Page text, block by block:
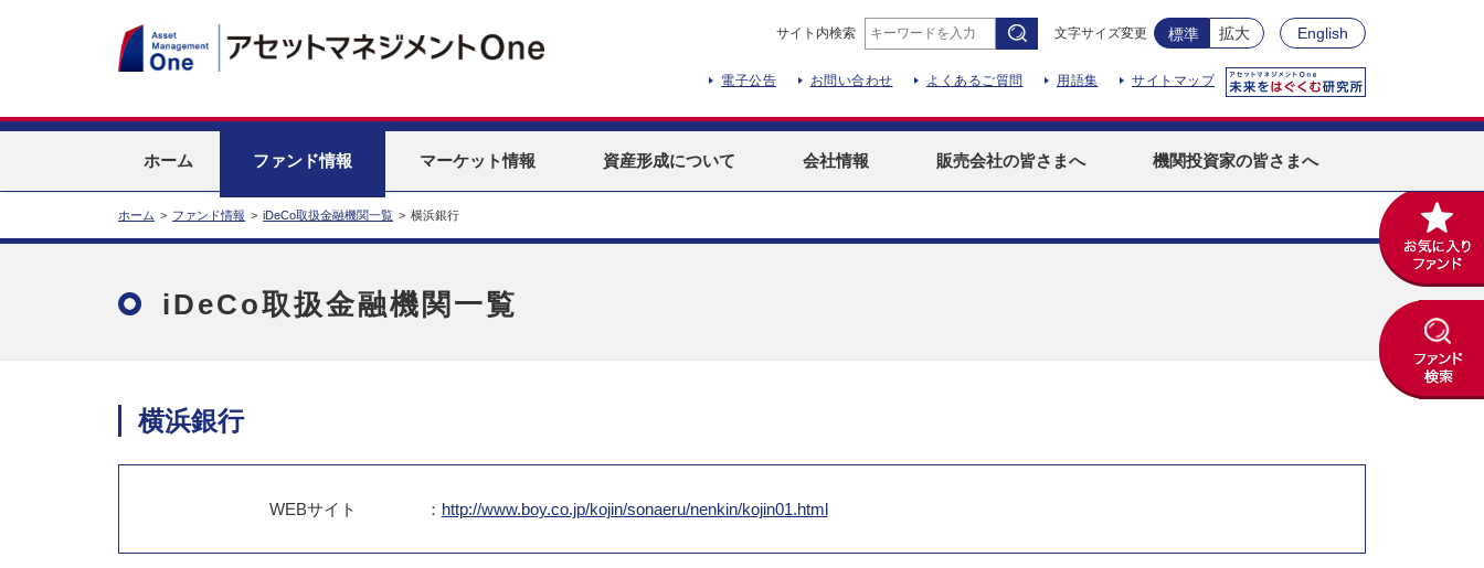
サイト内検索 文字サイズ変更 標準 拡大 English
電子公告 お問い合わせ よくあるご質問 用語集 サイトマップ
ホーム ファンド情報 マーケット情報 資産形成について 会社情報 販売会社の皆さまへ 機関投資家の皆さまへ
ホーム > ファンド情報 > iDeCo取扱金融機関一覧 > 横浜銀行
iDeCo取扱金融機関一覧
横浜銀行
WEBサイト ： http://www.boy.co.jp/kojin/sonaeru/nenkin/kojin01.html